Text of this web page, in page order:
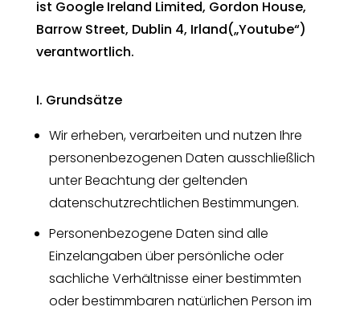
ist Google Ireland Limited, Gordon House,
Barrow Street, Dublin 4, Irland(„Youtube“)
verantwortlich.
I. Grundsätze
Wir erheben, verarbeiten und nutzen Ihre
personenbezogenen Daten ausschließlich
unter Beachtung der geltenden
datenschutzrechtlichen Bestimmungen.
Personenbezogene Daten sind alle
Einzelangaben über persönliche oder
sachliche Verhältnisse einer bestimmten
oder bestimmbaren natürlichen Person im